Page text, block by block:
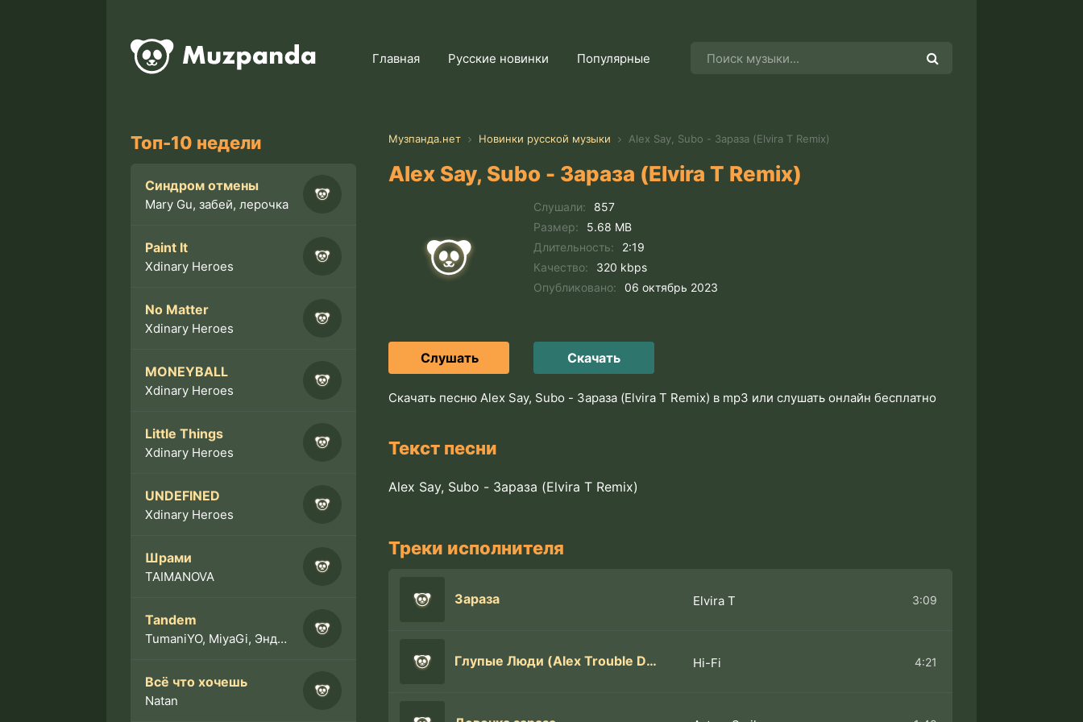
Главная Русские новинки Популярные
Топ-10 недели
Синдром отмены
Mary Gu, забей, лерочка
Paint It
Xdinary Heroes
No Matter
Xdinary Heroes
MONEYBALL
Xdinary Heroes
Little Things
Xdinary Heroes
UNDEFINED
Xdinary Heroes
Шрами
TAIMANOVA
Tandem
TumaniYO, MiyaGi, Эндшпиль
Всё что хочешь
Natan
Музпанда.нет Новинки русской музыки Alex Say, Subo - Зараза (Elvira T Remix)
Alex Say, Subo - Зараза (Elvira T Remix)
Слушали:
857
Размер:
5.68 MB
Длительность:
2:19
Качество:
320 kbps
Опубликовано:
06 октябрь 2023
Слушать Скачать
Скачать песню Alex Say, Subo - Зараза (Elvira T Remix) в mp3 или слушать онлайн бесплатно
Текст песни
Alex Say, Subo - Зараза (Elvira T Remix)
Треки исполнителя
Зараза Elvira T 3:09
Глупые Люди (Alex Trouble Deep Remix) Hi-Fi 4:21